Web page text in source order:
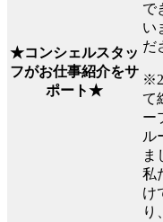
★コンシェルスタッ
フがお仕事紹介をサ
ポート★
で
い
だ
て
ー
ル
ま
私
け
り